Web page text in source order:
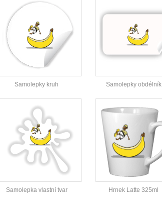
Samolepky kruh Samolepky obdélník
Samolepka vlastní tvar Hrnek Latte 325ml